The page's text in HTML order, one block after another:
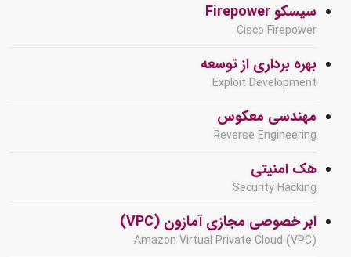
سیسکو Firepower
Cisco Firepower
بهره برداری از توسعه
Exploit Development
مهندسی معکوس
Reverse Engineering
هک امنیتی
Security Hacking
ابر خصوصی مجازی آمازون (VPC)
Amazon Virtual Private Cloud (VPC)